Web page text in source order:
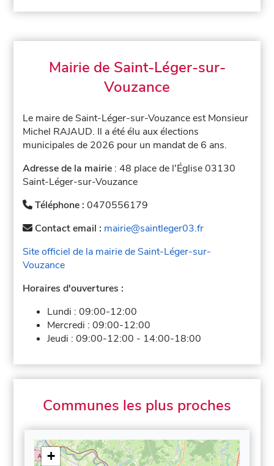
Mairie de Saint-Léger-sur-
Vouzance
Le maire de Saint-Léger-sur-Vouzance est Monsieur
Michel RAJAUD. Il a été élu aux élections
municipales de 2026 pour un mandat de 6 ans.
Adresse de la mairie : 48 place de l'Église 03130
Saint-Léger-sur-Vouzance
Téléphone :0470556179
Contact email : mairie@saintleger03.fr
Site officiel de la mairie de Saint-Léger-sur-
Vouzance
Horaires d'ouvertures :
Lundi :09:00-12:00
Mercredi :09:00-12:00
Jeudi :09:00-12:00 - 14:00-18:00
Communes les plus proches
+